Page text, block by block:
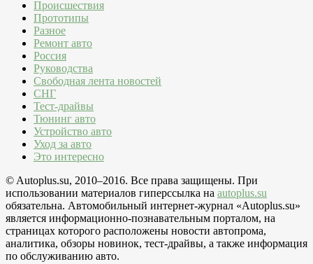
Происшествия
Прототипы
Разное
Ремонт авто
Россия
Руководства
Свободная лента новостей
СНГ
Тест-драйвы
Тюнинг авто
Устройство авто
Уход за авто
Это интересно
© Autoplus.su, 2010–2016. Все права защищены. При
использовании материалов гиперссылка на autoplus.su
обязательна. Автомобильный интернет-журнал «Autoplus.su»
является информационно-познавательным порталом, на
страницах которого расположены новости автопрома,
аналитика, обзоры новинок, тест-драйвы, а также информация
по обслуживанию авто.